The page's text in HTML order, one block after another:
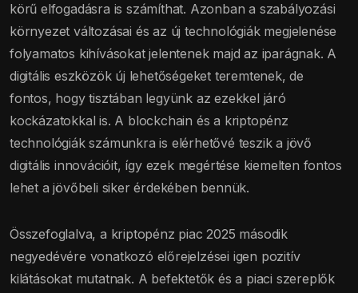
körű elfogadásra is számíthat. Azonban a szabályozási
környezet változásai és az új technológiák megjelenése
folyamatos kihívásokat jelentenek majd az iparágnak. A
digitális eszközök új lehetőségeket teremtenek, de
fontos, hogy tisztában legyünk az ezekkel járó
kockázatokkal is. A blockchain és a kriptopénz
technológiák számunkra is elérhetővé teszik a jövő
digitális innovációit, így ezek megértése kiemelten fontos
lehet a jövőbeli siker érdekében bennük.
Összefoglalva, a kriptopénz piac 2025 második
negyedévére vonatkozó előrejelzései igen pozitív
kilátásokat mutatnak. A befektetők és a piaci szereplők